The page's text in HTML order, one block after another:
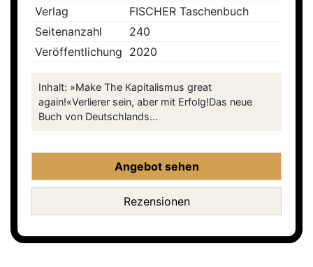
Verlag
FISCHER Taschenbuch
Seitenanzahl
240
Veröffentlichung 2020
Inhalt: »Make The Kapitalismus great
again!«Verlierer sein, aber mit Erfolg!Das neue
Buch von Deutschlands...
Angebot sehen
Rezensionen